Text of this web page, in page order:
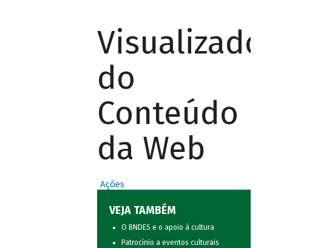
Visualizador
do
Conteúdo
da Web
Ações
VEJA TAMBÉM
O BNDES e o apoio à cultura
Patrocínio a eventos culturais